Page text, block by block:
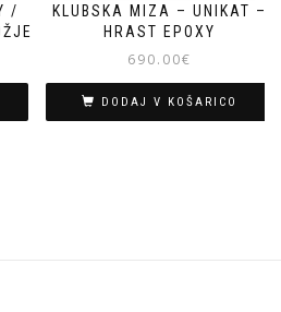
/
KLUBSKA MIZA – UNIKAT –
HRAST EPOXY
690.00€
DODAJ V KOŠARICO